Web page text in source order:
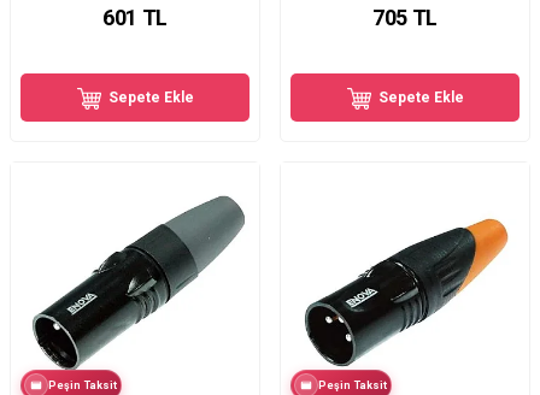
601 TL
Sepete Ekle
705 TL
Sepete Ekle
Peşin Taksit Peşin Taksit